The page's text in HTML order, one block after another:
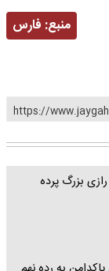
منبع: فارس
https://
بزرگ پرده